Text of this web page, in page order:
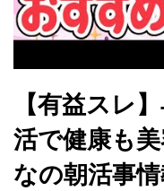
【有益スレ
活で健康も
なの朝活事